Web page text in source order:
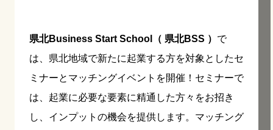
県北Business Start School（ 県北BSS ） で
は、県北地域で新たに起業する方を対象としたセ
ミナーとマッチングイベントを開催！セミナーで
は、起業に必要な要素に精通した方々をお招き
し、インプットの機会を提供します。マッチング